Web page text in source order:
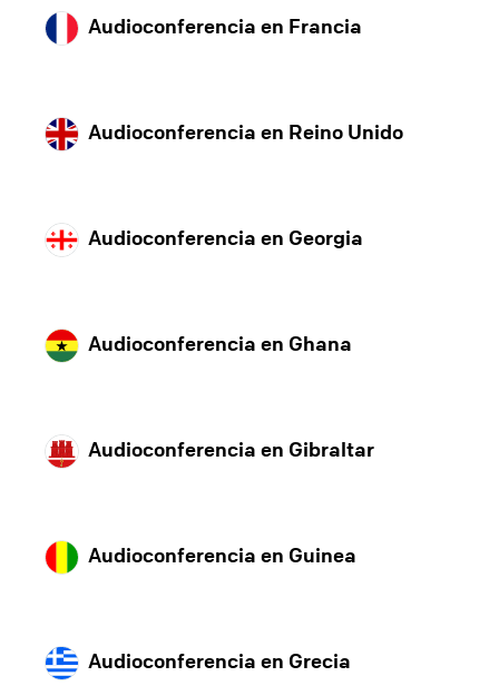
Audioconferencia en Francia
Audioconferencia en Reino Unido
Audioconferencia en Georgia
Audioconferencia en Ghana
Audioconferencia en Gibraltar
Audioconferencia en Guinea
Audioconferencia en Grecia